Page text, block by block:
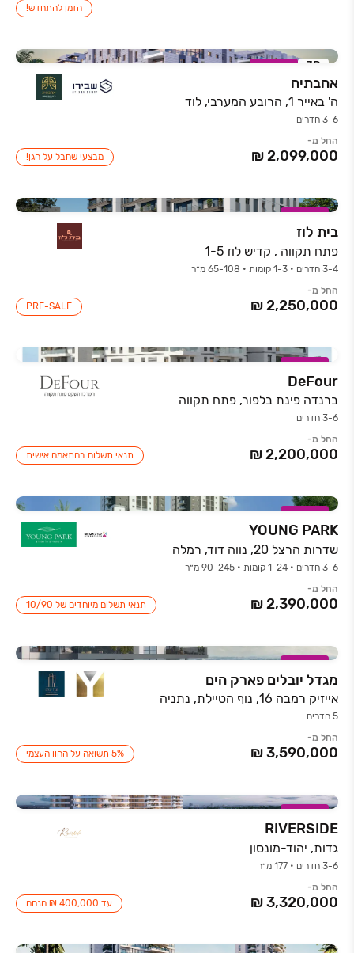
הזמן להתחדש!
3D במבצע
אהבתיה
ה' באייר 1, הרובע המערבי, לוד
3-6 חדרים
החל מ-
מבצעי שחבל על הגן!
במבצע
בית לוז
פתח תקווה , קדיש לוז 1-5
3-4 חדרים • 1-3 קומות • 65-108 מ״ר
החל מ-
PRE-SALE
במבצע
DeFour
ברנדה פינת בלפור, פתח תקווה
3-6 חדרים
החל מ-
תנאי תשלום בהתאמה אישית
במבצע
YOUNG PARK
שדרות הרצל 20, נווה דוד, רמלה
3-6 חדרים • 1-24 קומות • 90-245 מ״ר
החל מ-
תנאי תשלום מיוחדים של 10/90
במבצע
מגדל יובלים פארק הים
אייזיק רמבה 16, נוף הטיילת, נתניה
5 חדרים
החל מ-
5% תשואה על ההון העצמי
במבצע
RIVERSIDE
גדות, יהוד-מונסון
3-6 חדרים • 177 מ״ר
החל מ-
עד 400,000 ₪ הנחה